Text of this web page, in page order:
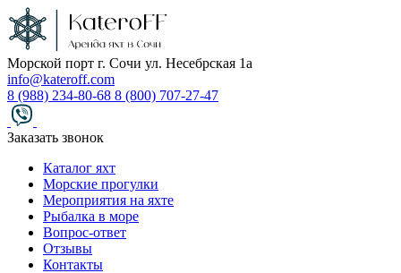
Морской порт г. Сочи ул. Несебрская 1а
info@kateroff.com
8 (988) 234-80-68 8 (800) 707-27-47
Заказать звонок
Каталог яхт
Морские прогулки
Мероприятия на яхте
Рыбалка в море
Вопрос-ответ
Отзывы
Контакты